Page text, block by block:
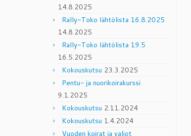
14.8.2025
Rally-Toko lähtölista 16.8.2025
14.8.2025
Rally-Toko lähtölista 19.5
16.5.2025
Kokouskutsu 23.3.2025
Pentu- ja nuorikoirakurssi
9.1.2025
Kokouskutsu 2.11.2024
Kokouskutsu 1.4.2024
Vuoden koirat ja valiot